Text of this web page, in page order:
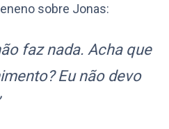
sobre Jonas:
faz nada. Acha que
Eu não devo